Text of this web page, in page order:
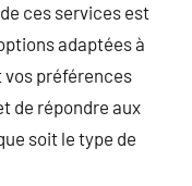
ces services est
adaptées à
préférences
de répondre aux
soit le type de